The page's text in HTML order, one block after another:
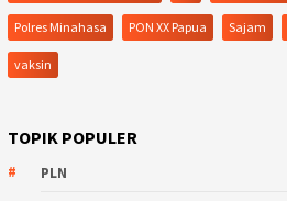
Polres Minahasa PON XX Papua Sajam
vaksin
TOPIK POPULER
PLN